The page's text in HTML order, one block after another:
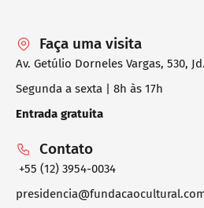
Faça uma visita
Av. Getúlio Dorneles Vargas, 530,
Segunda a sexta | 8h às 17h
Entrada gratuita
Contato
+55 (12) 3954-0034